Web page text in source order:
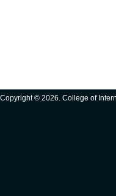
Copyright © 2026. College of